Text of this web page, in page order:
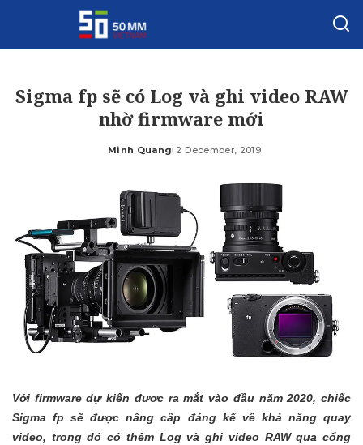
Sigma fp sẽ có Log và ghi video RAW
nhờ firmware mới
Posted
Minh Quang 2 December, 2019
Với firmware dự kiến đươc ra mắt vào đầu năm 2020, chiếc
Sigma fp sẽ được nâng cấp đáng kể về khả năng quay
video, trong đó có thêm Log và ghi video RAW qua cổng